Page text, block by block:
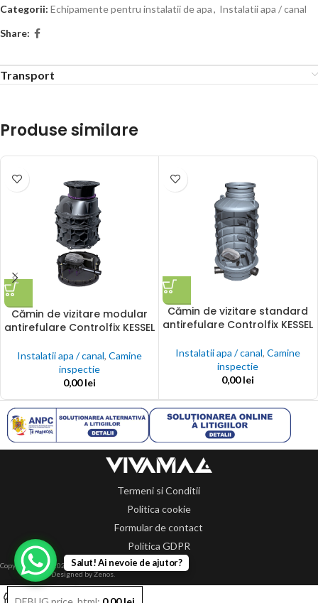
Categorii: Echipamente pentru instalatii de apa, Instalatii apa / canal
Share:
Transport
Produse similare
Cămin de vizitare modular
antirefulare Controlfix KESSEL
Instalatii apa / canal, Camine
inspectie
0,00lei
Cămin de vizitare standard
antirefulare Controlfix KESSEL
Instalatii apa / canal, Camine
inspectie
0,00lei
Termeni si Conditii
Politica cookie
Formular de contact
Politica GDPR
Copyright 2014-2024 © Toate drepturile rezervate.
Designed by Zenos.
Salut! Ai nevoie de ajutor?